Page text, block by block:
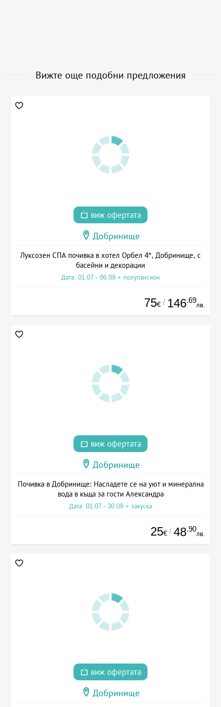
Вижте още подобни предложения
виж офертата
Добринище
Луксозен СПА почивка в хотел Орбел 4*, Добринище, с
басейни и декорации
Дата: 01.07 - 06.09 + полупансион
75€ / 146.69
лв.
виж офертата
Добринище
Почивка в Добринище: Насладете се на уют и минерална
вода в къща за гости Александра
Дата: 01.07 - 30.09 + закуска
25€ / 48.90
лв.
виж офертата
Добринище